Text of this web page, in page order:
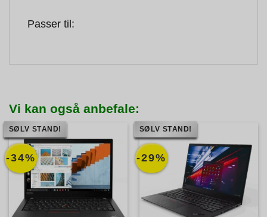
Passer til:
Vi kan også anbefale:
-34%
SØLV STAND!
-29%
SØLV STAND!